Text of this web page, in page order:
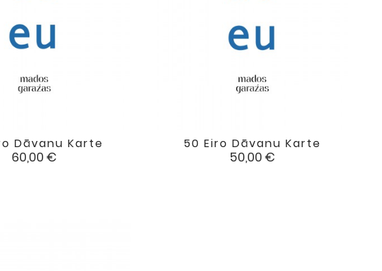
Dāvanu Karte
Cena
60,00 €
 50 Eiro Dāvanu Karte
Cena
50,00 €
